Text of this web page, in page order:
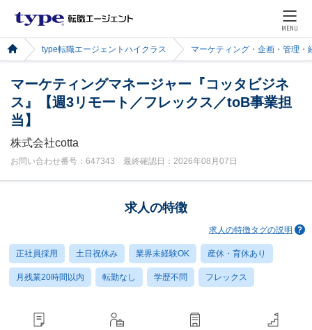
MENU
type転職エージェントハイクラス マーケティング・企画・管理・
マーケティングマネージャー『コッタビジネ
ス』【週3リモート／フレックス／toB事業担
当】
株式会社cotta
お問い合わせ番号：647343 最終確認日：2026年08月07日
求人の特徴
求人の特徴タグの説明
正社員採用 土日祝休み 業界未経験OK 産休・育休あり
月残業20時間以内 転勤なし 学歴不問 フレックス